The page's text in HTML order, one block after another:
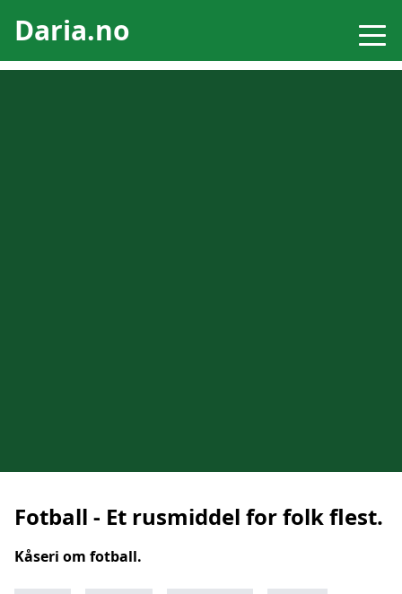
Daria.no
Fotball - Et rusmiddel for folk flest.
Kåseri om fotball.